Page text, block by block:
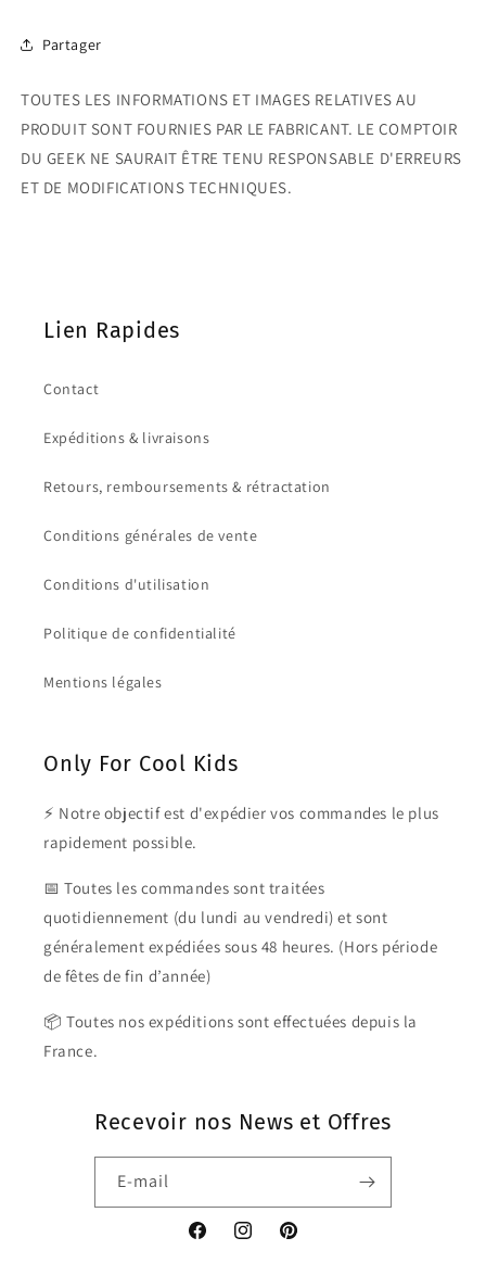
Partager
TOUTES LES INFORMATIONS ET IMAGES RELATIVES AU
PRODUIT SONT FOURNIES PAR LE FABRICANT. LE COMPTOIR
DU GEEK NE SAURAIT ÊTRE TENU RESPONSABLE D'ERREURS
ET DE MODIFICATIONS TECHNIQUES.
Lien Rapides
Contact
Expéditions & livraisons
Retours, remboursements & rétractation
Conditions générales de vente
Conditions d'utilisation
Politique de confidentialité
Mentions légales
Only For Cool Kids
⚡ Notre objectif est d'expédier vos commandes le plus
rapidement possible.
📅 Toutes les commandes sont traitées
quotidiennement (du lundi au vendredi) et sont
généralement expédiées sous 48 heures. (Hors période
de fêtes de fin d’année)
📦 Toutes nos expéditions sont effectuées depuis la
France.
Recevoir nos News et Offres
E-mail
FacebookInstagramPinterest